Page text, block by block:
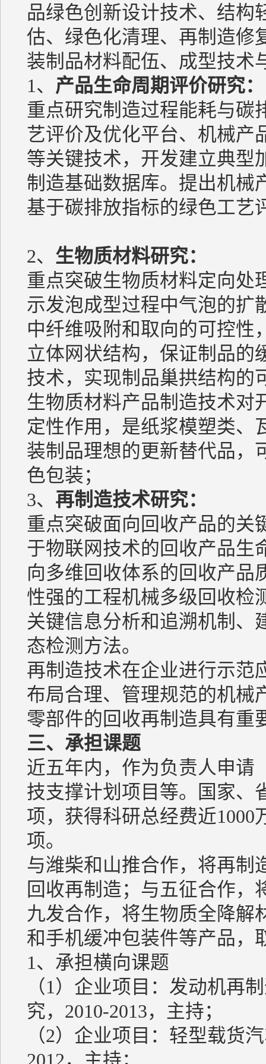
品绿色创新设计技术、结构
估、绿色化清理、再制造修
装制品材料配伍、成型技术
1、 产品生命周期评价研究：
重点研究制造过程能耗与碳
艺评价及优化平台、机械产
等关键技术，开发建立典型
制造基础数据库。提出机械
基于碳排放指标的绿色工艺
2、 生物质材料研究：
重点突破生物质材料定向处
示发泡成型过程中气泡的扩
中纤维吸附和取向的可控性
立体网状结构，保证制品的
技术，实现制品巢拱结构的
生物质材料产品制造技术对
定性作用，是纸浆模塑类、
装制品理想的更新替代品，
色包装；
3、 再制造技术研究：
重点突破面向回收产品的关
于物联网技术的回收产品生
向多维回收体系的回收产品
性强的工程机械多级回收检
关键信息分析和追溯机制、
态检测方法。
再制造技术在企业进行示范
布局合理、管理规范的机械
零部件的回收再制造具有重
三、承担课题
近五年内，作为负责人申请
技支撑计划项目等。国家、
项，获得科研总经费近
项。
与潍柴和山推合作，将再制
回收再制造；与五征合作，
九发合作，将生物质全降解
和手机缓冲包装件等产品，
1、承担横向课题
（1）企业项目：发动机再
究，2010-2013，主持；
（2）企业项目：轻型载货